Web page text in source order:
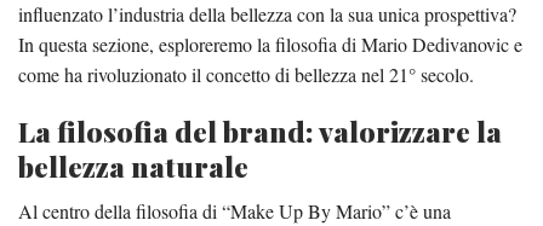
influenzato l’industria della bellezza con la sua unica prospettiva?
In questa sezione, esploreremo la filosofia di Mario Dedivanovic e
come ha rivoluzionato il concetto di bellezza nel 21° secolo.
La filosofia del brand: valorizzare la
bellezza naturale
Al centro della filosofia di “Make Up By Mario” c’è una